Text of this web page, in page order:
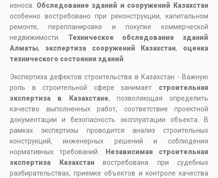
износа. Обследование зданий и сооружений Казахстан
особенно востребовано при реконструкции, капитальном
ремонте, перепланировке и покупке коммерческой
недвижимости. Техническое обследование зданий
Алматы, экспертиза сооружений Казахстан, оценка
технического состояния зданий
Экспертиза дефектов строительства в Казахстан - Важную
роль в строительной сфере занимает строительная
экспертиза в Казахстане, позволяющая определить
качество выполненных работ, соответствие проектной
документации и безопасность эксплуатации объекта. В
рамках экспертизы проводится анализ строительных
конструкций, инженерных решений и соблюдения
нормативных требований.
Независимая строительная
экспертиза Казахстанвостребована при судебных
разбирательствах, приемке объектов и контроле качества